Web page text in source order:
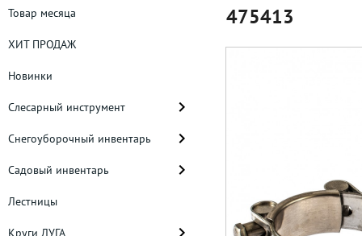
Товар месяца
ХИТ ПРОДАЖ
Новинки
Слесарный инструмент
Снегоуборочный инвентарь
Садовый инвентарь
Лестницы
Круги ЛУГА
475413